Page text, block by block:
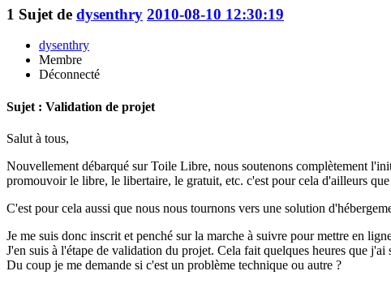
1 Sujet de dysenthry 2010-08-10 12:30:19
dysenthry
Membre
Déconnecté
Sujet : Validation de projet
Salut à tous,
Nouvellement débarqué sur Toile Libre, nous soutenons complètement
promouvoir le libre, le libertaire, le gratuit, etc. c'est pour cela d'ailleurs
C'est pour cela aussi que nous nous tournons vers une solution
Je me suis donc inscrit et penché sur la marche à suivre pour mettre en
J'en suis à l'étape de validation du projet. Cela fait quelques heures que
Du coup je me demande si c'est un problème technique ou autre ?